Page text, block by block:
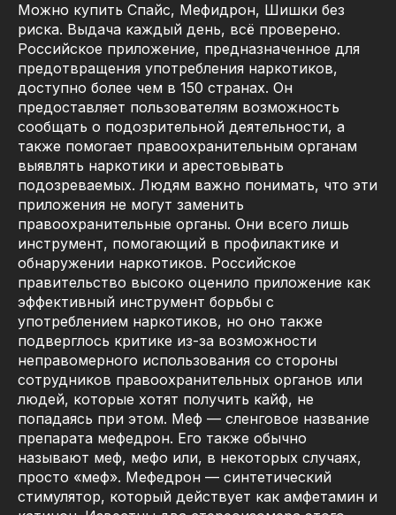
Можно купить Спайс, Мефидрон, Шишки без
риска. Выдача каждый день, всё проверено.
Российское приложение, предназначенное для
предотвращения употребления наркотиков,
доступно более чем в 150 странах. Он
предоставляет пользователям возможность
сообщать о подозрительной деятельности, а
также помогает правоохранительным органам
выявлять наркотики и арестовывать
подозреваемых. Людям важно понимать, что эти
приложения не могут заменить
правоохранительные органы. Они всего лишь
инструмент, помогающий в профилактике и
обнаружении наркотиков. Российское
правительство высоко оценило приложение как
эффективный инструмент борьбы с
употреблением наркотиков, но оно также
подверглось критике из-за возможности
неправомерного использования со стороны
сотрудников правоохранительных органов или
людей, которые хотят получить кайф, не
попадаясь при этом. Меф — сленговое название
препарата мефедрон. Его также обычно
называют меф, мефо или, в некоторых случаях,
просто «меф». Мефедрон — синтетический
стимулятор, который действует как амфетамин и